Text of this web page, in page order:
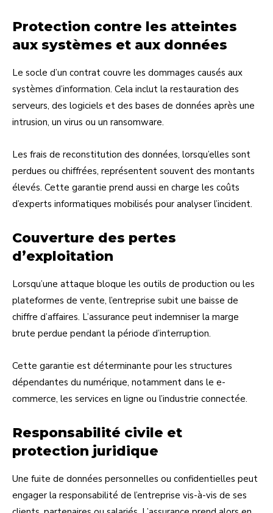
Protection contre les atteintes
aux systèmes et aux données
Le socle d’un contrat couvre les dommages causés aux
systèmes d’information. Cela inclut la restauration des
serveurs, des logiciels et des bases de données après une
intrusion, un virus ou un ransomware.
Les frais de reconstitution des données, lorsqu’elles sont
perdues ou chiffrées, représentent souvent des montants
élevés. Cette garantie prend aussi en charge les coûts
d’experts informatiques mobilisés pour analyser l’incident.
Couverture des pertes
d’exploitation
Lorsqu’une attaque bloque les outils de production ou les
plateformes de vente, l’entreprise subit une baisse de
chiffre d’affaires. L’assurance peut indemniser la marge
brute perdue pendant la période d’interruption.
Cette garantie est déterminante pour les structures
dépendantes du numérique, notamment dans le e-
commerce, les services en ligne ou l’industrie connectée.
Responsabilité civile et
protection juridique
Une fuite de données personnelles ou confidentielles peut
engager la responsabilité de l’entreprise vis-à-vis de ses